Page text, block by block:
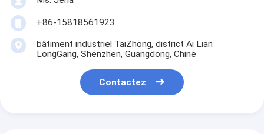
+86-15818561923
bâtiment industriel TaiZhong, district Ai Lian
LongGang, Shenzhen, Guangdong, Chine
Contactez